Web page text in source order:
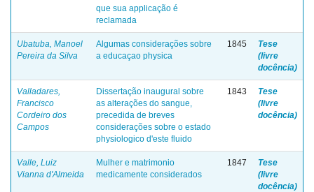
que sua applicação é
reclamada
Ubatuba, Manoel
Pereira da Silva
Algumas considerações sobre
a educaçao physica
1845
Tese
(livre
docência)
Valladares,
Francisco
Cordeiro dos
Campos
Dissertação inaugural sobre
as alterações do sangue,
precedida de breves
considerações sobre o estado
physiologico d'este fluido
1843
Tese
(livre
docência)
Valle, Luiz
Vianna d'Almeida
Mulher e matrimonio
medicamente considerados
1847
Tese
(livre
docência)